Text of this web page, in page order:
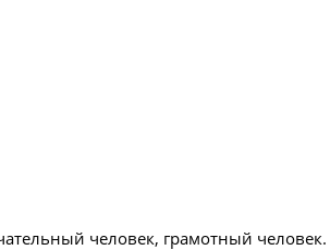
человек, грамотный человек.